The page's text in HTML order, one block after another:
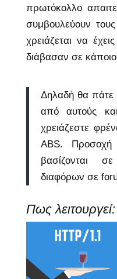
πρωτόκολλο
συμβουλεύουν
χρειάζεται να
διάβασαν σε
Δηλαδή θα πάτε
από αυτούς
χρειάζεστε
ABS.
βασίζονται
διαφόρων σε
Πως λειτουργεί: